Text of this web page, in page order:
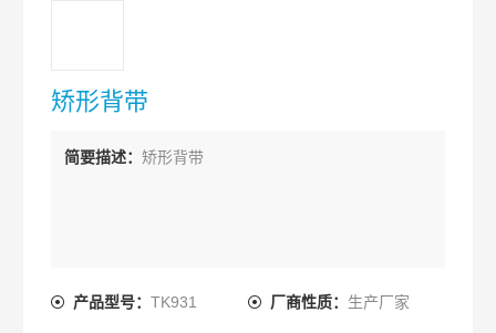
矫形背带
简要描述：矫形背带
产品型号：TK931 厂商性质： 生产厂家